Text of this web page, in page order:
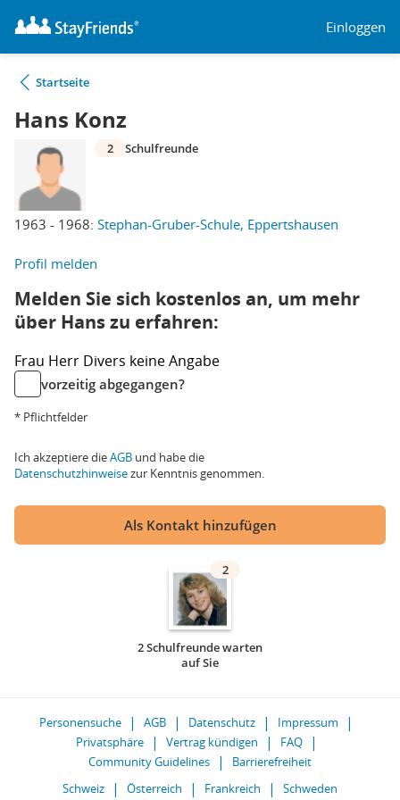
Einloggen
Startseite
Hans Konz
1963 - 1968: Stephan-Gruber-Schule, Eppertshausen
2 Schulfreunde
Profil melden
Melden Sie sich kostenlos an, um mehr
über Hans zu erfahren:
Frau Herr Divers keine Angabe
vorzeitig abgegangen?
* Pflichtfelder
Ich akzeptiere dieAGB und habe die
Datenschutzhinweisezur Kenntnis genommen.
Als Kontakt hinzufügen
2
2 Schulfreunde warten
auf Sie
Personensuche AGB Datenschutz
Impressum
Privatsphäre
Vertrag kündigen
FAQ
Community Guidelines
Barrierefreiheit
Schweiz
Österreich Frankreich Schweden